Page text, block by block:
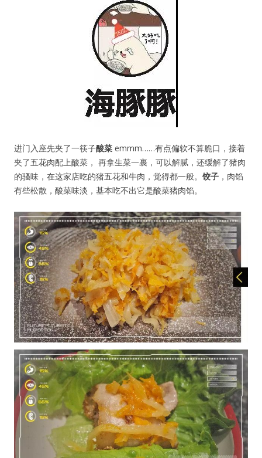
进门入座先夹了一筷子酸菜 emmm……有点偏软不算脆口，接着
夹了五花肉配上酸菜， 再拿生菜一裹，可以解腻，还缓解了猪肉
的骚味，在这家店吃的猪五花和牛肉，觉得都一般。 饺子 ，肉馅
有些松散，酸菜味淡，基本吃不出它是酸菜猪肉馅。